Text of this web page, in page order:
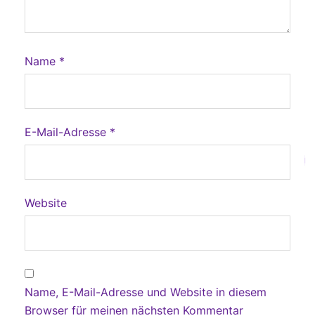
Name *
E-Mail-Adresse *
Website
Name, E-Mail-Adresse und Website in diesem
Browser für meinen nächsten Kommentar